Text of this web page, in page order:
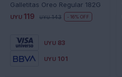
Galletitas Oreo Regular 182G
UYU 119 UYU 143 16
UYU 83
UYU 101